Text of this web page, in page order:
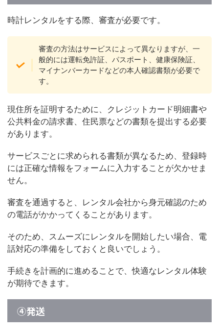
時計レンタルをする際、審査が必要です。
審査の方法はサービスによって異なりますが、一
般的には運転免許証、パスポート、健康保険証、
マイナンバーカードなどの本人確認書類が必要で
す。
現住所を証明するために、クレジットカード明細書や
公共料金の請求書、住民票などの書類を提出する必要
があります。
サービスごとに求められる書類が異なるため、登録時
には正確な情報をフォームに入力することが欠かせま
せん。
審査を通過すると、レンタル会社から身元確認のため
の電話がかかってくることがあります。
そのため、スムーズにレンタルを開始したい場合、電
話対応の準備をしておくと良いでしょう。
手続きを計画的に進めることで、快適なレンタル体験
が期待できます。
④発送